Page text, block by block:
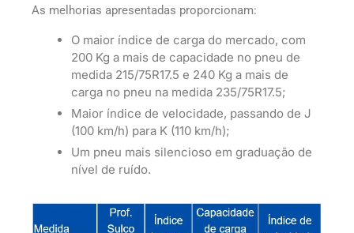
As melhorias apresentadas proporcionam:
O maior índice de carga do mercado, com
200 Kg a mais de capacidade no pneu de
medida 215/75R17.5 e 240 Kg a mais de
carga no pneu na medida 235/75R17.5;
Maior índice de velocidade, passando de J
(100 km/h) para K (110 km/h);
Um pneu mais silencioso em graduação de
nível de ruído.